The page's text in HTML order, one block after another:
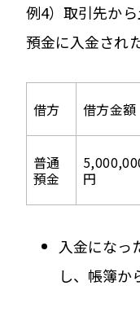
例4）取引先か
預金に入金された
借方 借方金額
普通
預金
円
入金になっ
し、帳簿か